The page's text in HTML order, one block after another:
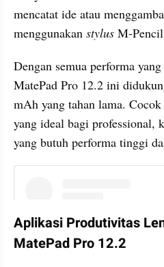
mencatat ide atau
menggunakan stylus M-
Dengan semua performa
MatePad Pro 12.2 ini
mAh yang tahan lama.
yang ideal bagi professional,
yang butuh performa tinggi
Aplikasi Produtivitas
MatePad Pro 12.2